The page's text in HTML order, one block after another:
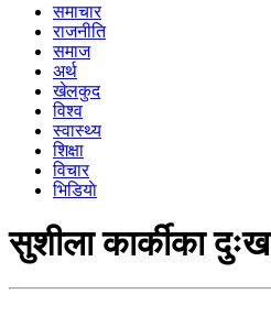
समाचार
राजनीति
समाज
अर्थ
खेलकुद
विश्व
स्वास्थ्य
शिक्षा
विचार
भिडियाे
सुशीला कार्कीका दुःख